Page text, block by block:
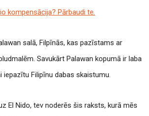
kompensācija? Pārbaudi te.
salā, Filpīnās, kas pazīstams ar
Savukārt Palawan kopumā ir laba
iepazītu Filipīnu dabas skaistumu.
El Nido, tev noderēs šis raksts, kurā mēs